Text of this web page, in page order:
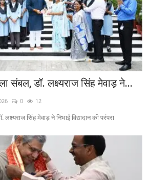
संबल, डॉ. लक्ष्यराज सिंह मेवाड़ ने...
0 12
लक्ष्यराज सिंह मेवाड़ ने निभाई विद्यादान की परंपरा